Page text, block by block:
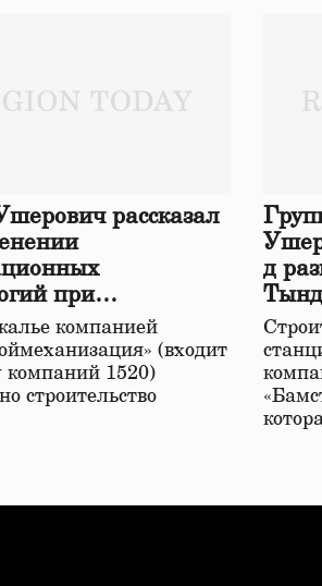
рассказал
при
нового моста
компанией
(входит
компаний 1520)
строительство
д